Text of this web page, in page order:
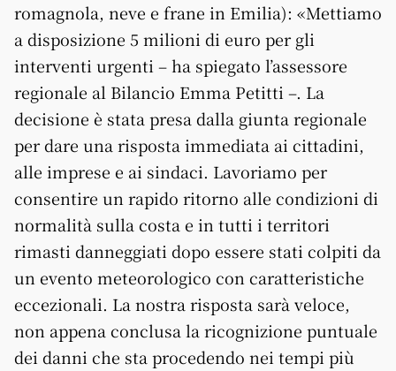
romagnola, neve e frane in Emilia): «Mettiamo
a disposizione 5 milioni di euro per gli
interventi urgenti – ha spiegato l’assessore
regionale al Bilancio Emma Petitti –. La
decisione è stata presa dalla giunta regionale
per dare una risposta immediata ai cittadini,
alle imprese e ai sindaci. Lavoriamo per
consentire un rapido ritorno alle condizioni di
normalità sulla costa e in tutti i territori
rimasti danneggiati dopo essere stati colpiti da
un evento meteorologico con caratteristiche
eccezionali. La nostra risposta sarà veloce,
non appena conclusa la ricognizione puntuale
dei danni che sta procedendo nei tempi più